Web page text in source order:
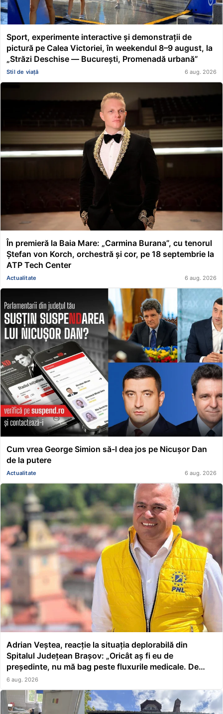
Sport, experimente interactive și demonstrații de
pictură pe Calea Victoriei, în weekendul 8–9 august, la
„Străzi Deschise — București, Promenadă urbană”
Stil de viață 6 aug. 2026
În premieră la Baia Mare: „Carmina Burana”, cu tenorul
Ștefan von Korch, orchestră și cor, pe 18 septembrie la
ATP Tech Center
Actualitate 6 aug. 2026
Cum vrea George Simion să-l dea jos pe Nicușor Dan
de la putere
Actualitate 6 aug. 2026
Adrian Veștea, reacție la situația deplorabilă din
Spitalul Județean Brașov: „Oricât aș fi eu de
președinte, nu mă bag peste fluxurile medicale. De
asta a făcut școală managerul”
6 aug. 2026